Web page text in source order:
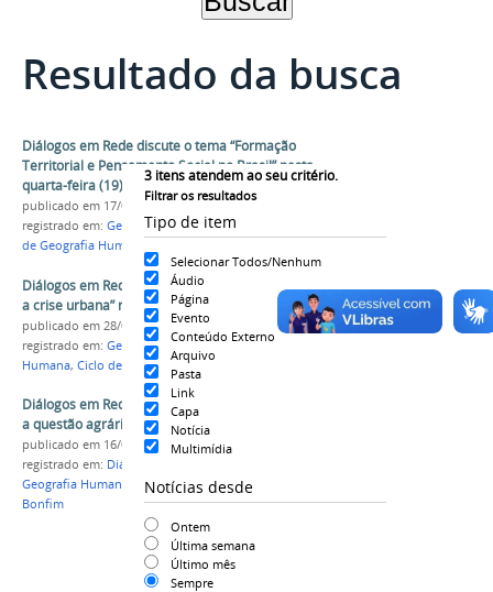
Resultado da busca
3 itens atendem ao seu critério.
Filtrar os resultados
Tipo de item
Selecionar Todos/Nenhum
Áudio
Página
Evento
Conteúdo Externo
Arquivo
Pasta
Link
Capa
Notícia
Multimídia
Notícias desde
Ontem
Última semana
Último mês
Sempre
Diálogos em Rede discute o tema “Formação
Territorial e Pensamento Social no Brasil” nesta
quarta-feira (19)
publicado em 17/08/2020
registrado em: Geografia,Evento,Live
de Geografia Humana
Diálogos em Rede discutirá o tema “COVID-19 e
a crise urbana” nesta quarta-feira (29)
publicado em 28/07/2020
registrado em: Geografia
Laboratório de Geografia
Humana, Ciclo de Palestras , Covid-19
Diálogos em Rede promove hoje (16) live sobre
a questão agrária e os conflitos no campo
publicado em 16/09/2020
registrado em: Diálogos em Rede
Geografia Humana
Geografia,Campus Senhor do
Bonfim